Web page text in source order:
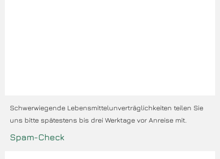
Schwerwiegende Lebensmittelunverträglichkeiten teilen Sie
uns bitte spätestens bis drei Werktage vor Anreise mit.
Spam-Check